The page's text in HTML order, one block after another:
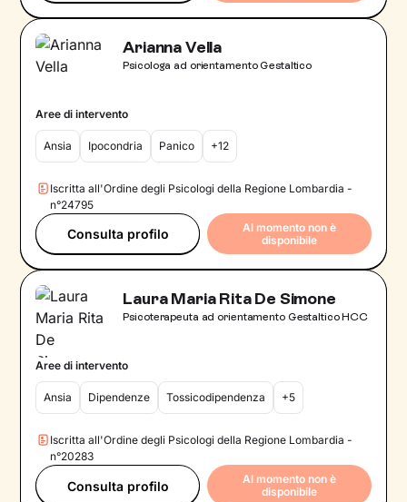
Arianna Vella
Psicologa ad orientamento Gestaltico
Aree di intervento
Ansia Ipocondria Panico +12
Iscritta all'Ordine degli Psicologi della Regione Lombardia -
n°24795
Consulta profilo
Al momento non è
disponibile
Laura Maria Rita De Simone
Psicoterapeuta ad orientamento Gestaltico HCC
Aree di intervento
Ansia Dipendenze Tossicodipendenza +5
Iscritta all'Ordine degli Psicologi della Regione Lombardia -
n°20283
Consulta profilo
Al momento non è
disponibile